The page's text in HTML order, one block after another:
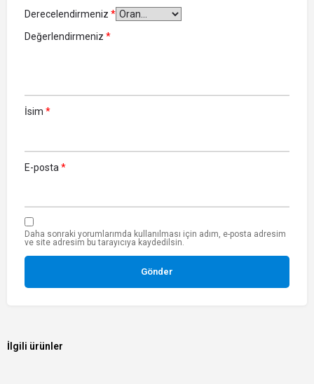
Derecelendirmeniz *
Değerlendirmeniz *
İsim *
E-posta *
Daha sonraki yorumlarımda kullanılması için adım, e-posta adresim
ve site adresim bu tarayıcıya kaydedilsin.
İlgili ürünler